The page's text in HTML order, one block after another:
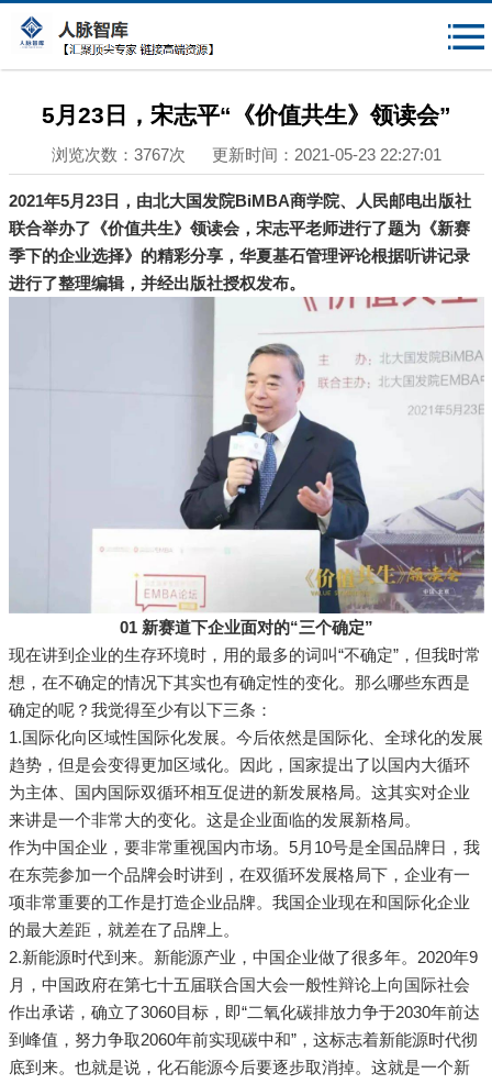
{$mheadqian}
5月23日，宋志平“《价值共生》领读会”
浏览次数：3767次 更新时间：2021-05-23 22:27:01
2021年5月23日，由北大国发院BiMBA商学院、人民邮电出版社
联合举办了《价值共生》领读会，宋志平老师进行了题为《新赛
季下的企业选择》的精彩分享，华夏基石管理评论根据听讲记录
进行了整理编辑，并经出版社授权发布。
01 新赛道下企业面对的“三个确定”
现在讲到企业的生存环境时，用的最多的词叫“不确定”，但我时常
想，在不确定的情况下其实也有确定性的变化。那么哪些东西是
确定的呢？我觉得至少有以下三条：
1.国际化向区域性国际化发展。今后依然是国际化、全球化的发展
趋势，但是会变得更加区域化。因此，国家提出了以国内大循环
为主体、国内国际双循环相互促进的新发展格局。这其实对企业
来讲是一个非常大的变化。这是企业面临的发展新格局。
作为中国企业，要非常重视国内市场。5月10号是全国品牌日，我
在东莞参加一个品牌会时讲到，在双循环发展格局下，企业有一
项非常重要的工作是打造企业品牌。我国企业现在和国际化企业
的最大差距，就差在了品牌上。
2.新能源时代到来。新能源产业，中国企业做了很多年。2020年9
月，中国政府在第七十五届联合国大会一般性辩论上向国际社会
作出承诺，确立了3060目标，即“二氧化碳排放力争于2030年前达
到峰值，努力争取2060年前实现碳中和”，这标志着新能源时代彻
底到来。也就是说，化石能源今后要逐步取消掉。这就是一个新